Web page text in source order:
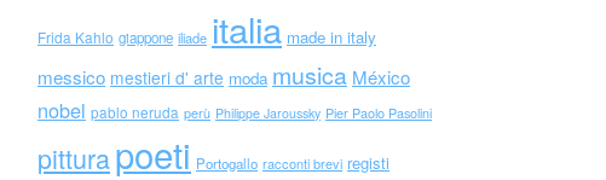
Frida Kahlo giappone iliade italia made in italy
messico mestieri d' arte moda musica México
nobel pablo neruda perù Philippe Jaroussky Pier Paolo Pasolini
pitturapoeti Portogallo racconti brevi registi